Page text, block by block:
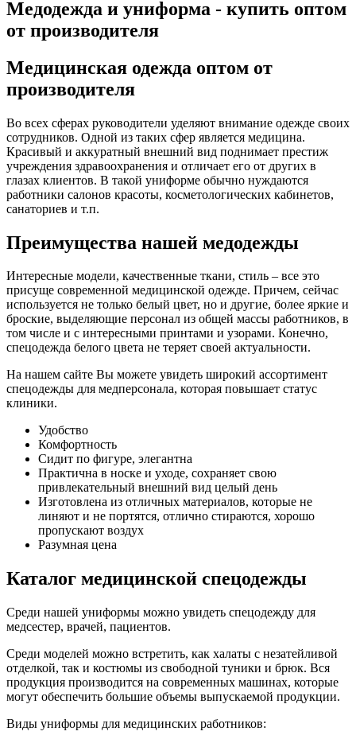
Медодежда и униформа - купить оптом
от производителя
Медицинская одежда оптом от
производителя
Во всех сферах руководители уделяют внимание одежде своих
сотрудников. Одной из таких сфер является медицина.
Красивый и аккуратный внешний вид поднимает престиж
учреждения здравоохранения и отличает его от других в
глазах клиентов. В такой униформе обычно нуждаются
работники салонов красоты, косметологических кабинетов,
санаториев и т.п.
Преимущества нашей медодежды
Интересные модели, качественные ткани, стиль – все это
присуще современной медицинской одежде. Причем, сейчас
используется не только белый цвет, но и другие, более яркие и
броские, выделяющие персонал из общей массы работников, в
том числе и с интересными принтами и узорами. Конечно,
спецодежда белого цвета не теряет своей актуальности.
На нашем сайте Вы можете увидеть широкий ассортимент
спецодежды для медперсонала, которая повышает статус
клиники.
Удобство
Комфортность
Сидит по фигуре, элегантна
Практична в носке и уходе, сохраняет свою
привлекательный внешний вид целый день
Изготовлена из отличных материалов, которые не
линяют и не портятся, отлично стираются, хорошо
пропускают воздух
Разумная цена
Каталог медицинской спецодежды
Среди нашей униформы можно увидеть спецодежду для
медсестер, врачей, пациентов.
Среди моделей можно встретить, как халаты с незатейливой
отделкой, так и костюмы из свободной туники и брюк. Вся
продукция производится на современных машинах, которые
могут обеспечить большие объемы выпускаемой продукции.
Виды униформы для медицинских работников: